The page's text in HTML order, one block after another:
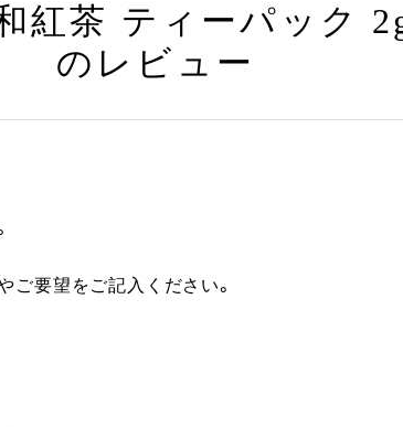
紅茶 ティーパック
のレビュー
ご要望をご記入ください。